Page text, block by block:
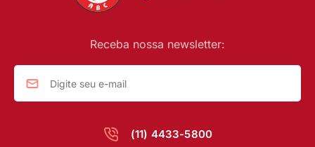
(11) 4433-5800
Receba nossa newsletter: